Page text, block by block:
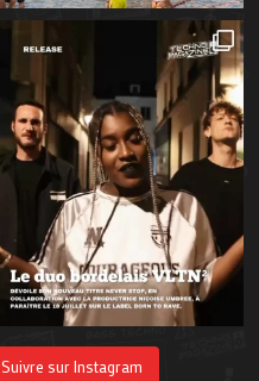
Suivre sur Instagram